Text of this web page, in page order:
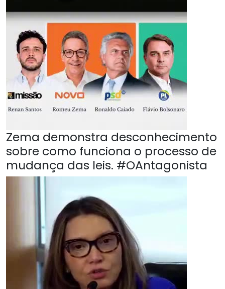
Zema demonstra desconhecimento
sobre como funciona o processo de
mudança das leis. #OAntagonista